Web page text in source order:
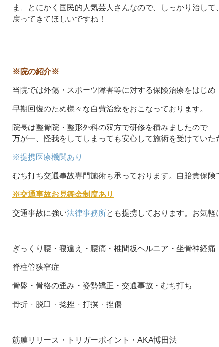
ま、とにかく国民的人気芸人さんなので、しっかり治し
戻ってきてほしいですね！
※院の紹介※
当院では外傷・スポーツ障害等に対する保険治療をはじめ
早期回復のため様々な自費治療をおこなっております。
院長は整骨院・整形外科の双方で研修を積みましたので
万が一、怪我をしてしまっても安心して施術を受けていた
※提携医療機関あり
むち打ち交通事故専門施術も承っております。自賠責保険
※交通事故お見舞金制度あり
交通事故に強い法律事務所とも提携しております。お気軽
ぎっくり腰・寝違え・腰痛・椎間板ヘルニア・坐骨神経痛
脊柱管狭窄症
骨盤・骨格の歪み・姿勢矯正・交通事故・むち打ち
骨折・脱臼・捻挫・打撲・挫傷
筋膜リリース・トリガーポイント・AKA博田法